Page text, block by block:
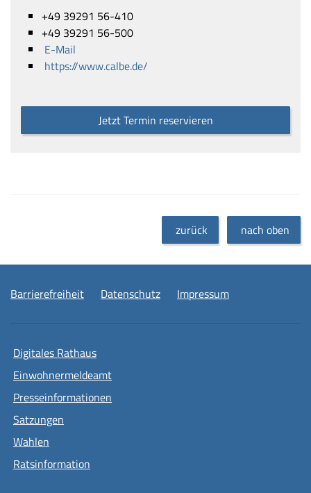
+49 39291 56-410
+49 39291 56-500
E-Mail
https://www.calbe.de/
Jetzt Termin reservieren
zurück nach oben
Barrierefreiheit Datenschutz Impressum
Digitales Rathaus
Einwohnermeldeamt
Presseinformationen
Satzungen
Wahlen
Ratsinformation